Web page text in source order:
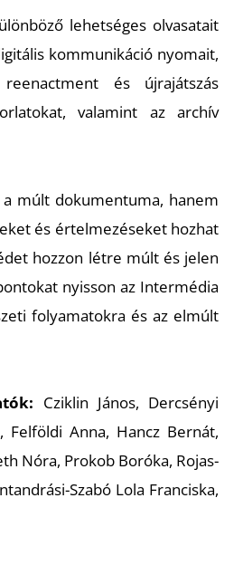
lehetséges olvasatait
kommunikáció nyomait,
és újrajátszás
valamint az archív
múlt dokumentuma, hanem
és értelmezéseket hozhat
hozzon létre múlt és jelen
nyisson az Intermédia
folyamatokra és az elmúlt
Cziklin János, Dercsényi
Felföldi Anna, Hancz Bernát,
Nóra, Prokob Boróka, Rojas-
Szabó Lola Franciska,